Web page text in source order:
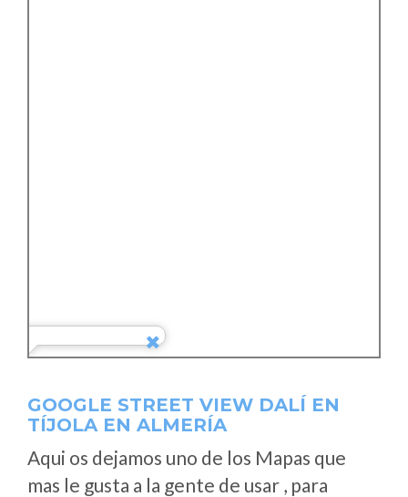
GOOGLE STREET VIEW DALÍ EN
TÍJOLA EN ALMERÍA
Aqui os dejamos uno de los Mapas que
mas le gusta a la gente de usar , para